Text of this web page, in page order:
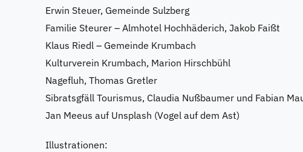
Erwin Steuer, Gemeinde Sulzberg
Familie Steurer – Almhotel Hochhäderich, Jakob Faißt
Klaus Riedl – Gemeinde Krumbach
Kulturverein Krumbach, Marion Hirschbühl
Nagefluh, Thomas Gretler
Sibratsgfäll Tourismus, Claudia Nußbaumer und Fabian
Jan Meeus auf Unsplash (Vogel auf dem Ast)
Illustrationen: